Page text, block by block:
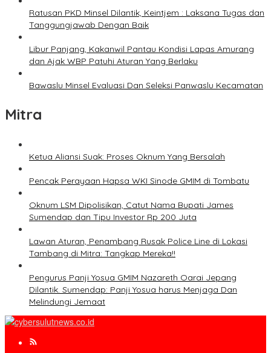
Ratusan PKD Minsel Dilantik, Keintjem : Laksana Tugas dan
Tanggungjawab Dengan Baik
Libur Panjang, Kakanwil Pantau Kondisi Lapas Amurang
dan Ajak WBP Patuhi Aturan Yang Berlaku
Bawaslu Minsel Evaluasi Dan Seleksi Panwaslu Kecamatan
Mitra
Ketua Aliansi Suak: Proses Oknum Yang Bersalah
Pencak Perayaan Hapsa WKI Sinode GMIM di Tombatu
Oknum LSM Dipolisikan, Catut Nama Bupati James
Sumendap dan Tipu Investor Rp 200 Juta
Lawan Aturan, Penambang Rusak Police Line di Lokasi
Tambang di Mitra: Tangkap Mereka!!
Pengurus Panji Yosua GMIM Nazareth Oarai Jepang
Dilantik. Sumendap: Panji Yosua harus Menjaga Dan
Melindungi Jemaat